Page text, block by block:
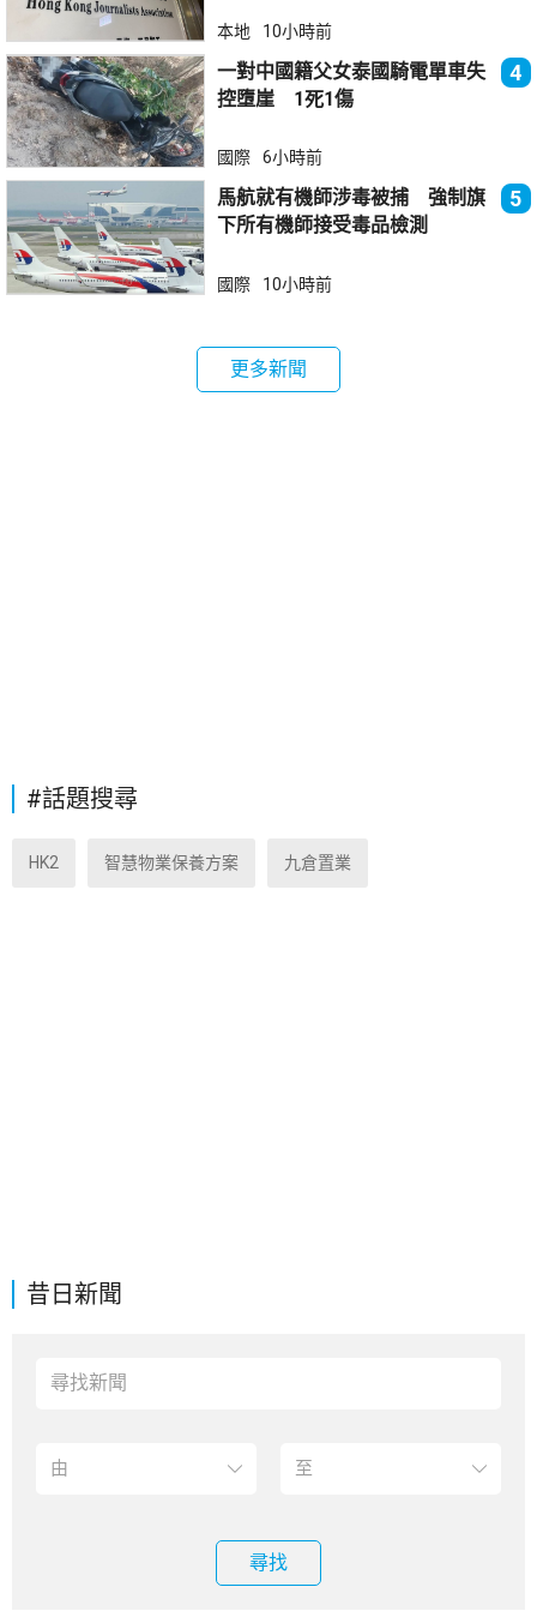
昔日新聞
尋找
本地 10小時前
一對中國籍父女泰國騎電單車失
控墮崖 1死1傷
4
國際 6小時前
馬航就有機師涉毒被捕 強制旗
下所有機師接受毒品檢測
5
國際 10小時前
更多新聞
#話題搜尋
HK2 智慧物業保養方案 九倉置業